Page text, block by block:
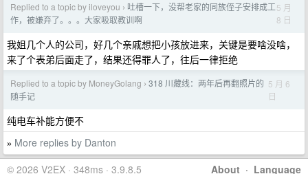
Replied to a topic by iloveyou › 吐槽一下，没帮老家的同族侄子安排成工
作，被嫌弃了。。。大家吸取教训啊
5 月
8 日
我姐几个人的公司，好几个亲戚想把小孩放进来，关键是要啥没啥，
来了个表弟后面走了，结果还得罪人了，往后一律拒绝
Replied to a topic by MoneyGolang › 318 川藏线：两年后再翻照片的
随手记
5 月 6
日
纯电车补能方便不
» More replies by Danton
About · Language
© 2026 V2EX · 348ms · 3.9.8.5